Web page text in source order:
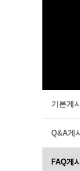
기본게
Q&A게
FAQ게